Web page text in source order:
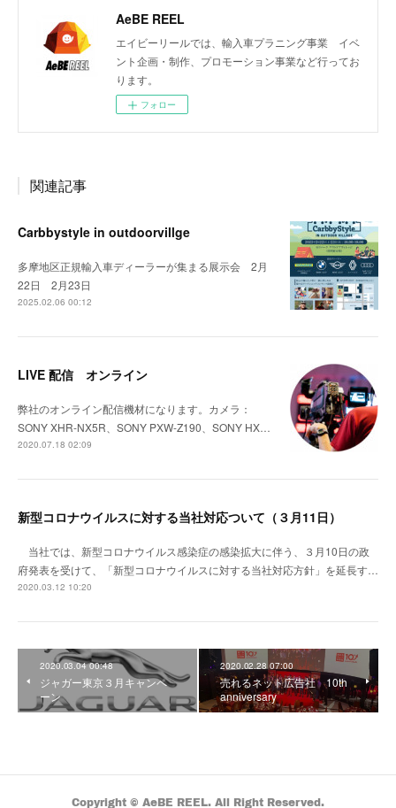
AeBE REEL
エイビーリールでは、輸入車プラニング事業 イベ
ント企画・制作、プロモーション事業など行ってお
ります。
フォロー
関連記事
Carbbystyle in outdoorvillge
多摩地区正規輸入車ディーラーが集まる展示会 2月
22日 2月23日
2025.02.06 00:12
LIVE 配信 オンライン
弊社のオンライン配信機材になります。カメラ：
SONY XHR-NX5R、SONY PXW-Z190、SONY HX…
2020.07.18 02:09
新型コロナウイルスに対する当社対応ついて（３月11日）
当社では、新型コロナウイルス感染症の感染拡大に伴う、３月10日の政
府発表を受けて、「新型コロナウイルスに対する当社対応方針」を延長す…
2020.03.12 10:20
2020.03.04 00:48
ジャガー東京３月キャンペ
ーン
2020.02.28 07:00
売れるネット広告社 10th
anniversary
Copyright © AeBE REEL. All Right Reserved.